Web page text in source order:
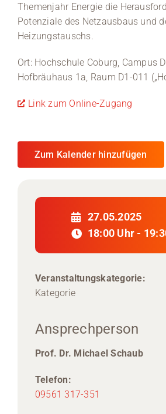
Themenjahr Energie die
Potenziale des Netzausbaus und
Heizungstauschs.
Ort: Hochschule Coburg, Campus
Hofbräuhaus 1a, Raum D1-011
Link zum Online-Zugang
Zum Kalender hinzufügen
27.05.2025
18:00 Uhr -
Veranstaltungskategorie:
Kategorie
Ansprechperson
Prof. Dr. Michael Schaub
Telefon:
09561 317-351